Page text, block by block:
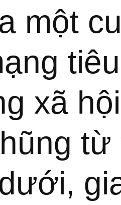
một
xã
từ